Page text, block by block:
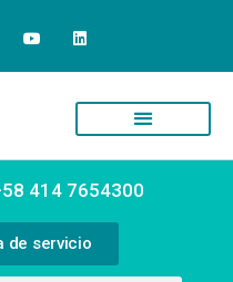
414 7654300
de servicio